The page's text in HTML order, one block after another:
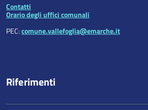
Contatti
Orario degli uffici comunali
PEC:comune.vallefoglia@emarche.it
Riferimenti